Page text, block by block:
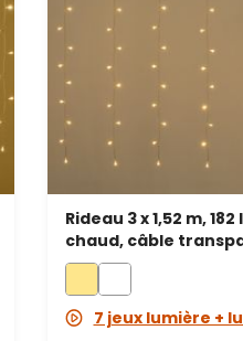
Rideau 3 x 1,52 m,
chaud, câble
7 jeux lumière +